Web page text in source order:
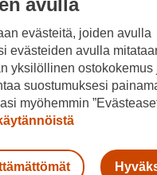
evästeitä, joiden avulla
evästeiden avulla
yksilöllinen ostokokemus
suostumuksesi
myöhemmin